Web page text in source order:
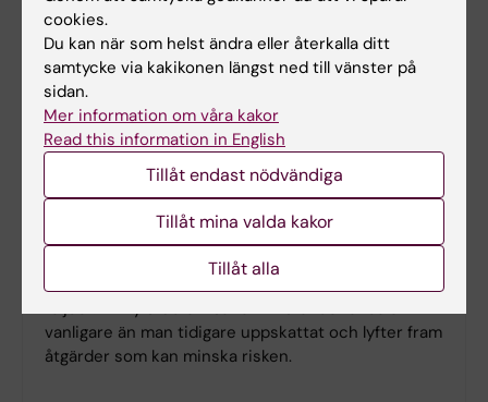
Ny studie
Spädbarnskollaps ovanligt men kan
få allvarliga konsekvenser
Plötslig oväntad spädbarnskollaps under den första
levnadsveckan är ovanligt, men kan få allvarliga
följder. En ny studie visar att tillståndet ändå är
vanligare än man tidigare uppskattat och lyfter fram
åtgärder som kan minska risken.
cookies.
Du kan när som helst ändra eller återkalla ditt
samtycke via kakikonen längst ned till vänster på
sidan.
Mer information om våra kakor
Read this information in English
Tillåt endast nödvändiga
Tillåt mina valda kakor
Tillåt alla